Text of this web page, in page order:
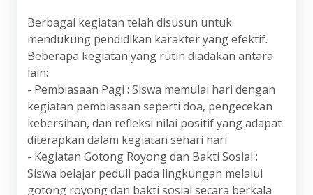
Berbagai kegiatan telah disusun untuk
mendukung pendidikan karakter yang efektif.
Beberapa kegiatan yang rutin diadakan antara
lain:
- Pembiasaan Pagi : Siswa memulai hari dengan
kegiatan pembiasaan seperti doa, pengecekan
kebersihan, dan refleksi nilai positif yang adapat
diterapkan dalam kegiatan sehari hari
- Kegiatan Gotong Royong dan Bakti Sosial :
Siswa belajar peduli pada lingkungan melalui
gotong royong dan bakti sosial secara berkala